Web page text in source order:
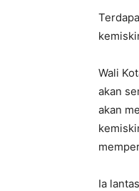
Wali
akan
akan
Ia